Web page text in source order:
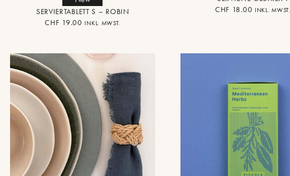
SERVIERTABLETT S – ROBIN
CHF 19.00 INKL. MWST.
CHF 18.00 INKL. MWST.